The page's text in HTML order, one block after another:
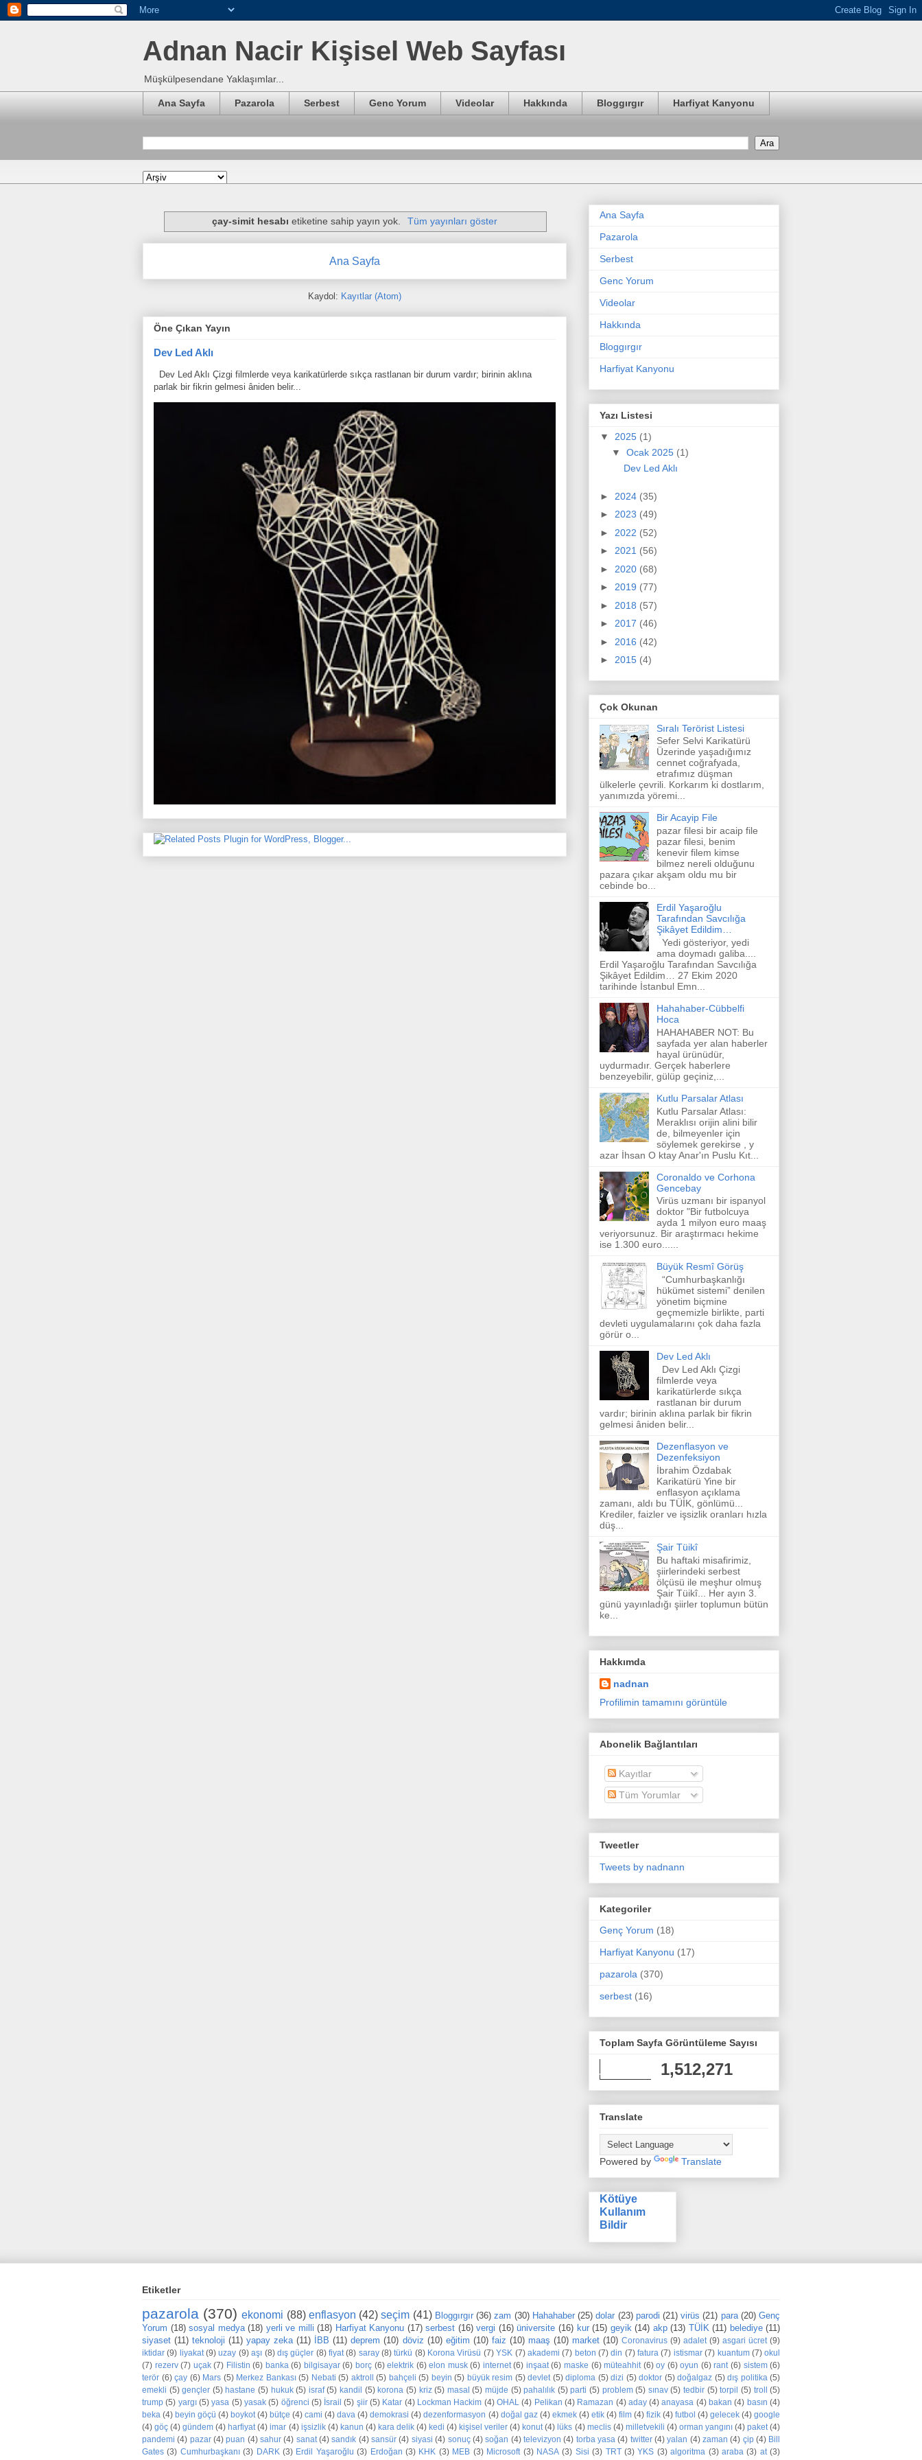
Adnan Nacir Kişisel Web Sayfası
Müşkülpesendane Yaklaşımlar...
Ana Sayfa Pazarola Serbest Genc Yorum Videolar Hakkında Bloggırgır Harfiyat Kanyonu
çay-simit hesabı etiketine sahip yayın yok. Tüm yayınları göster
Ana Sayfa
Kaydol: Kayıtlar (Atom)
Öne Çıkan Yayın
Dev Led Aklı
Dev Led Aklı Çizgi filmlerde veya karikatürlerde sıkça rastlanan bir durum vardır; birinin aklına
parlak bir fikrin gelmesi âniden belir...
Ana Sayfa
Pazarola
Serbest
Genc Yorum
Videolar
Hakkında
Bloggırgır
Harfiyat Kanyonu
Yazı Listesi
▼ 2025 (1)
▼ Ocak 2025 (1)
Dev Led Aklı
► 2024 (35)
► 2023 (49)
► 2022 (52)
► 2021 (56)
► 2020 (68)
► 2019 (77)
► 2018 (57)
► 2017 (46)
► 2016 (42)
► 2015 (4)
Çok Okunan
Sıralı Terörist Listesi
Sefer Selvi Karikatürü
Üzerinde yaşadığımız
cennet coğrafyada,
etrafımız düşman
ülkelerle çevrili. Korkarım ki dostlarım,
yanımızda yöremi...
Bir Acayip File
pazar filesi bir acaip file
pazar filesi, benim
kenevir filem kimse
bilmez nereli olduğunu
pazara çıkar akşam oldu mu bir
cebinde bo...
Erdil Yaşaroğlu
Tarafından Savcılığa
Şikâyet Edildim…
Yedi gösteriyor, yedi
ama doymadı galiba....
Erdil Yaşaroğlu Tarafından Savcılığa
Şikâyet Edildim… 27 Ekim 2020
tarihinde İstanbul Emn...
Hahahaber-Cübbelfi
Hoca
HAHAHABER NOT: Bu
sayfada yer alan haberler
hayal ürünüdür,
uydurmadır. Gerçek haberlere
benzeyebilir, gülüp geçiniz,...
Kutlu Parsalar Atlası
Kutlu Parsalar Atlası:
Meraklısı orijin alini bilir
de, bilmeyenler için
söylemek gerekirse , y
azar İhsan O ktay Anar'ın Puslu Kıt...
Coronaldo ve Corhona
Gencebay
Virüs uzmanı bir ispanyol
doktor "Bir futbolcuya
ayda 1 milyon euro maaş
veriyorsunuz. Bir araştırmacı hekime
ise 1.300 euro......
Büyük Resmî Görüş
“Cumhurbaşkanlığı
hükümet sistemi” denilen
yönetim biçmine
geçmemizle birlikte, parti
devleti uygulamalarını çok daha fazla
görür o...
Dev Led Aklı
Dev Led Aklı Çizgi
filmlerde veya
karikatürlerde sıkça
rastlanan bir durum
vardır; birinin aklına parlak bir fikrin
gelmesi âniden belir...
Dezenflasyon ve
Dezenfeksiyon
İbrahim Özdabak
Karikatürü Yine bir
enflasyon açıklama
zamanı, aldı bu TÜİK, gönlümü...
Krediler, faizler ve işsizlik oranları hızla
düş...
Şair Tüikî
Bu haftaki misafirimiz,
şiirlerindeki serbest
ölçüsü ile meşhur olmuş
Şair Tüikî... Her ayın 3.
günü yayınladığı şiirler toplumun bütün
ke...
Hakkımda
nadnan
Profilimin tamamını görüntüle
Abonelik Bağlantıları
Kayıtlar
Tüm Yorumlar
Tweetler
Tweets by nadnann
Kategoriler
Genç Yorum (18)
Harfiyat Kanyonu (17)
pazarola (370)
serbest (16)
Toplam Sayfa Görüntüleme Sayısı
1,512,271
Translate
Powered by Translate
Kötüye
Kullanım
Bildir
Etiketler
pazarola (370) ekonomi (88) enflasyon (42) seçim (41) Bloggırgır (36) zam (30) Hahahaber (25) dolar (23) parodi (21) virüs (21) para (20) Genç
Yorum (18) sosyal medya (18) yerli ve milli (18) Harfiyat Kanyonu (17) serbest (16) vergi (16) üniversite (16) kur (15) geyik (14) akp (13) TÜİK (11) belediye (11)
siyaset (11) teknoloji (11) yapay zeka (11) İBB (11) deprem (10) döviz (10) eğitim (10) faiz (10) maaş (10) market (10) Coronavirus (9) adalet (9) asgari ücret (9)
iktidar (9) liyakat (9) uzay (9) aşı (8) dış güçler (8) fiyat (8) saray (8) türkü (8) Korona Virüsü (7) YSK (7) akademi (7) beton (7) din (7) fatura (7) istismar (7) kuantum (7) okul
(7) rezerv (7) uçak (7) Filistin (6) banka (6) bilgisayar (6) borç (6) elektrik (6) elon musk (6) internet (6) inşaat (6) maske (6) müteahhit (6) oy (6) oyun (6) rant (6) sistem (6)
terör (6) çay (6) Mars (5) Merkez Bankası (5) Nebati (5) aktroll (5) bahçeli (5) beyin (5) büyük resim (5) devlet (5) diploma (5) dizi (5) doktor (5) doğalgaz (5) dış politika (5)
emekli (5) gençler (5) hastane (5) hukuk (5) israf (5) kandil (5) korona (5) kriz (5) masal (5) müjde (5) pahalılık (5) parti (5) problem (5) sınav (5) tedbir (5) torpil (5) troll
(5)
trump (5) yargı (5) yasa (5) yasak (5) öğrenci (5) İsrail (5) şiir (5) Katar (4) Lockman Hackim (4) OHAL (4) Pelikan (4) Ramazan (4) aday (4) anayasa (4) bakan (4) basın (4)
beka (4) beyin göçü (4) boykot (4) bütçe (4) cami (4) dava (4) demokrasi (4) dezenformasyon (4) doğal gaz (4) ekmek (4) etik (4) film (4) fizik (4) futbol (4) gelecek (4) google
(4) göç (4) gündem (4) harfiyat (4) imar (4) işsizlik (4) kanun (4) kara delik (4) kedi (4) kişisel veriler (4) konut (4) lüks (4) meclis (4) milletvekili (4) orman yangını (4) paket (4)
pandemi (4) pazar (4) puan (4) sahur (4) sanat (4) sandık (4) sansür (4) siyasi (4) sonuç (4) soğan (4) televizyon (4) torba yasa (4) twitter (4) yalan (4) zaman (4) çip (4) Bill
Gates (3) Cumhurbaşkanı (3) DARK (3) Erdil Yaşaroğlu (3) Erdoğan (3) KHK (3) MEB (3) Microsoft (3) NASA (3) Sisi (3) TRT (3) YKS (3) algoritma (3) araba (3) at (3)